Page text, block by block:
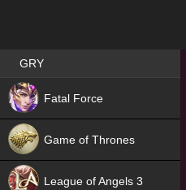
Best RPG games in Poland
GRY
Fatal Force
Game of Thrones
League of Angels 3